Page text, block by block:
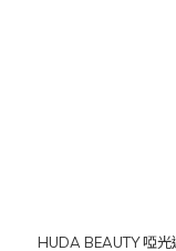
HUDA BEAUTY 啞光